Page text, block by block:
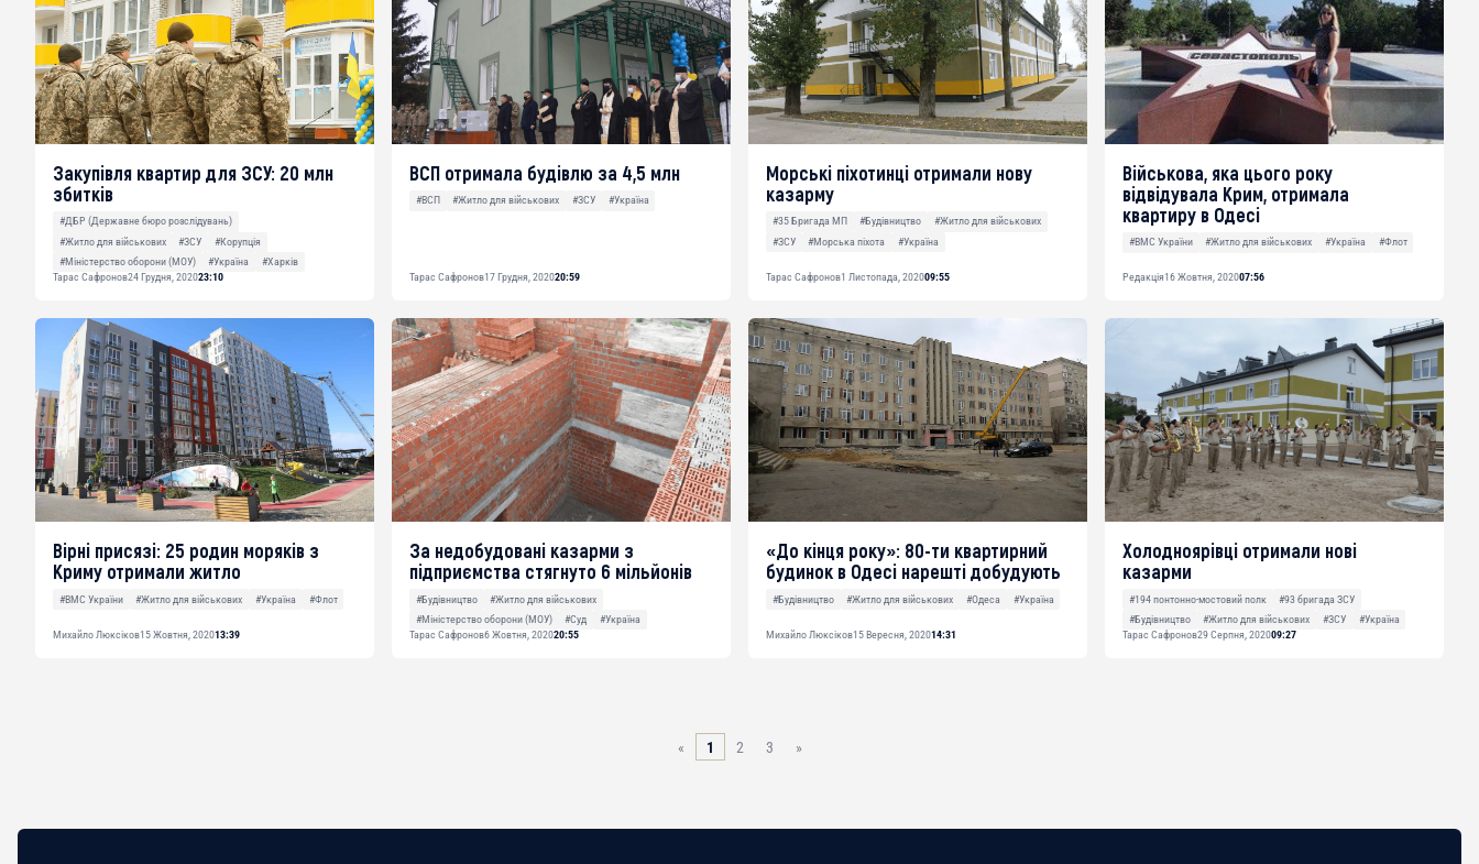
Закупівля квартир для ЗСУ: 20 млн
збитків
#ДБР (Державне бюро розслідувань)
#Житло для військових
#ЗСУ
#Корупція
#Міністерство оборони (МОУ)
#Україна
#Харків
Тарас Сафронов24 Грудня, 202023:10
ВСП отримала будівлю за 4,5 млн
#ВСП #Житло для військових #ЗСУ #Україна
Тарас Сафронов17 Грудня, 202020:59
Морські піхотинці отримали нову
казарму
#35 Бригада МП #Будівництво
#Житло для військових
#ЗСУ
#Морська піхота #Україна
Тарас Сафронов1 Листопада, 202009:55
Військова, яка цього року
відвідувала Крим, отримала
квартиру в Одесі
#ВМС України #Житло для військових #Україна #Флот
Редакція16 Жовтня, 202007:56
Вірні присязі: 25 родин моряків з
Криму отримали житло
#ВМС України #Житло для військових #Україна #Флот
Михайло Люксіков15 Жовтня, 202013:39
За недобудовані казарми з
підприємства стягнуто 6 мільйонів
#Будівництво
#Житло для військових
#Міністерство оборони (МОУ)
#Суд
#Україна
Тарас Сафронов6 Жовтня, 202020:55
«До кінця року»: 80-ти квартирний
будинок в Одесі нарешті добудують
#Будівництво #Житло для військових #Одеса #Україна
Михайло Люксіков15 Вересня, 202014:31
Холодноярівці отримали нові
казарми
#194 понтонно-мостовий полк
#93 бригада ЗСУ
#Будівництво
#Житло для військових #ЗСУ
#Україна
Тарас Сафронов29 Серпня, 202009:27
« 1 2 3 »